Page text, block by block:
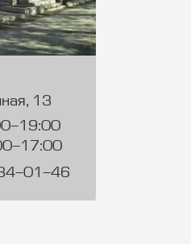
13
19:00
17:00
01-46